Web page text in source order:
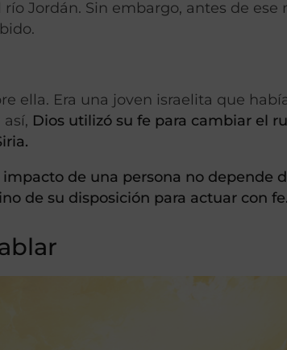
Jordán. Sin embargo, antes de ese
ella. Era una joven israelita que
Dios utilizó su fe para cambiar el
impacto de una persona no depende
de su disposición para actuar con fe.